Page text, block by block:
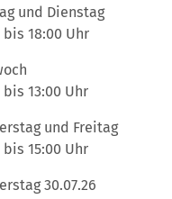
und Dienstag
bis 18:00 Uhr
bis 13:00 Uhr
und Freitag
bis 15:00 Uhr
30.07.26